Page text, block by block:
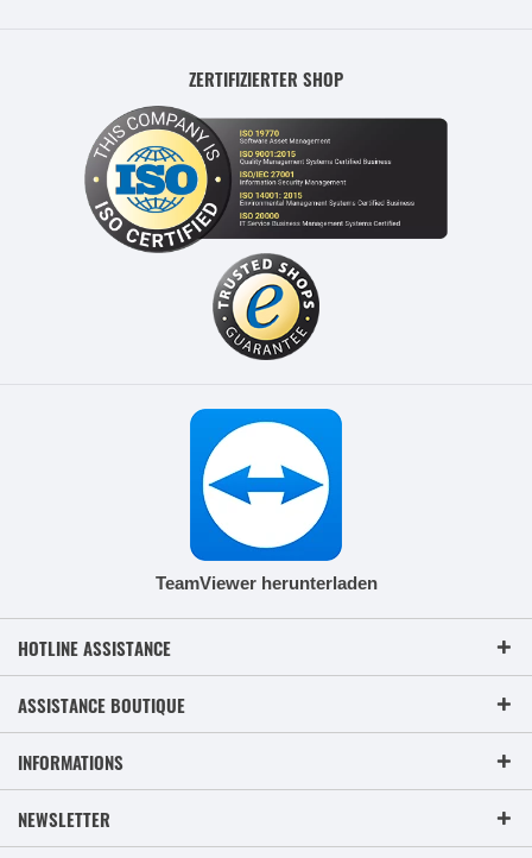
ZERTIFIZIERTER SHOP
TeamViewer herunterladen
HOTLINE ASSISTANCE
ASSISTANCE BOUTIQUE
INFORMATIONS
NEWSLETTER